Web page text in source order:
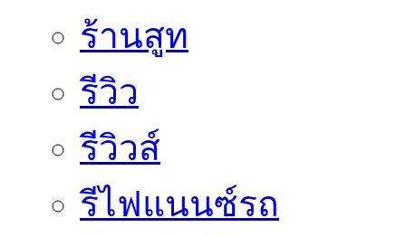
ร้านสูท
รีวิว
รีวิวส์
รีไฟแนนซ์รถ